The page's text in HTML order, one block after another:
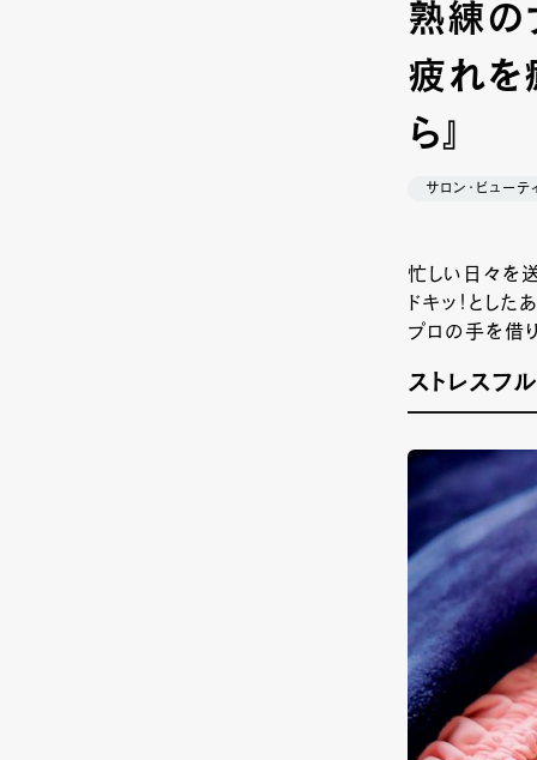
熟練の
疲れを
ら』
サロン・ビューテ
忙しい日々を
ドキッ！とし
プロの手を借
ストレスフ